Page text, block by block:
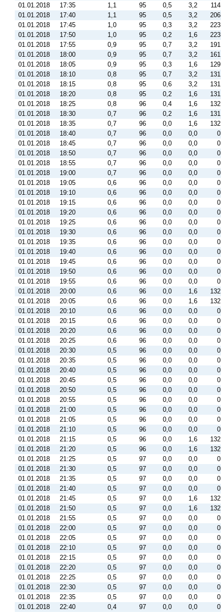
01.01.2018
17:35 1,1 95 0,5 3,2
114
01.01.2018
17:40 1,1 95 0,5 3,2
206
01.01.2018
17:45 1,0 95 0,3 3,2
223
01.01.2018
17:50 1,0 95 0,2 1,6
223
01.01.2018
17:55 0,9 95 0,7 3,2
191
01.01.2018
18:00 0,9 95 0,7 3,2
161
01.01.2018
18:05 0,9 95 0,3 1,6
129
01.01.2018
18:10 0,8 95 0,7 3,2
131
01.01.2018
18:15 0,8 95 0,6 3,2
131
01.01.2018
18:20 0,8 95 0,2 1,6
131
01.01.2018
18:25 0,8 96 0,4 1,6
132
01.01.2018
18:30 0,7 96 0,2 1,6
131
01.01.2018
18:35 0,7 96 0,0 1,6
132
01.01.2018
18:40 0,7 96 0,0 0,0
0
01.01.2018
18:45 0,7 96 0,0 0,0
0
01.01.2018
18:50 0,7 96 0,0 0,0
0
01.01.2018
18:55 0,7 96 0,0 0,0
0
01.01.2018
19:00 0,7 96 0,0 0,0
0
01.01.2018
19:05 0,6 96 0,0 0,0
0
01.01.2018
19:10 0,6 96 0,0 0,0
0
01.01.2018
19:15 0,6 96 0,0 0,0
0
01.01.2018
19:20 0,6 96 0,0 0,0
0
01.01.2018
19:25 0,6 96 0,0 0,0
0
01.01.2018
19:30 0,6 96 0,0 0,0
0
01.01.2018
19:35 0,6 96 0,0 0,0
0
01.01.2018
19:40 0,6 96 0,0 0,0
0
01.01.2018
19:45 0,6 96 0,0 0,0
0
01.01.2018
19:50 0,6 96 0,0 0,0
0
01.01.2018
19:55 0,6 96 0,0 0,0
0
01.01.2018
20:00 0,6 96 0,0 1,6
132
01.01.2018
20:05 0,6 96 0,0 1,6
132
01.01.2018
20:10 0,6 96 0,0 0,0
0
01.01.2018
20:15 0,6 96 0,0 0,0
0
01.01.2018
20:20 0,6 96 0,0 0,0
0
01.01.2018
20:25 0,6 96 0,0 0,0
0
01.01.2018
20:30 0,5 96 0,0 0,0
0
01.01.2018
20:35 0,5 96 0,0 0,0
0
01.01.2018
20:40 0,5 96 0,0 0,0
0
01.01.2018
20:45 0,5 96 0,0 0,0
0
01.01.2018
20:50 0,5 96 0,0 0,0
0
01.01.2018
20:55 0,5 96 0,0 0,0
0
01.01.2018
21:00 0,5 96 0,0 0,0
0
01.01.2018
21:05 0,5 96 0,0 0,0
0
01.01.2018
21:10 0,5 96 0,0 0,0
0
01.01.2018
21:15 0,5 96 0,0 1,6
132
01.01.2018
21:20 0,5 96 0,0 1,6
132
01.01.2018
21:25 0,5 97 0,0 0,0
0
01.01.2018
21:30 0,5 97 0,0 0,0
0
01.01.2018
21:35 0,5 97 0,0 0,0
0
01.01.2018
21:40 0,5 97 0,0 0,0
0
01.01.2018
21:45 0,5 97 0,0 1,6
132
01.01.2018
21:50 0,5 97 0,0 1,6
132
01.01.2018
21:55 0,5 97 0,0 0,0
0
01.01.2018
22:00 0,5 97 0,0 0,0
0
01.01.2018
22:05 0,5 97 0,0 0,0
0
01.01.2018
22:10 0,5 97 0,0 0,0
0
01.01.2018
22:15 0,5 97 0,0 0,0
0
01.01.2018
22:20 0,5 97 0,0 0,0
0
01.01.2018
22:25 0,5 97 0,0 0,0
0
01.01.2018
22:30 0,5 97 0,0 0,0
0
01.01.2018
22:35 0,5 97 0,0 0,0
0
01.01.2018
22:40 0,4 97 0,0 0,0
0